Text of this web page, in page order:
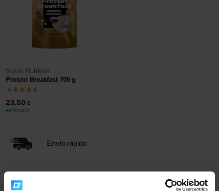
Scitec Nutrition
Protein Breakfast 700 g
23,50 €
EM STOCK
Envio rápido